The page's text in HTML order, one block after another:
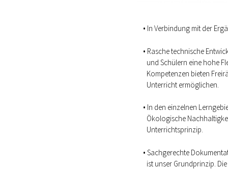
In Verbindung mit der
Rasche technische
und Schülern eine hohe
Kompetenzen bieten
Unterricht ermöglichen.
In den einzelnen
Ökologische
Unterrichtsprinzip.
Sachgerechte
ist unser Grundprinzip.